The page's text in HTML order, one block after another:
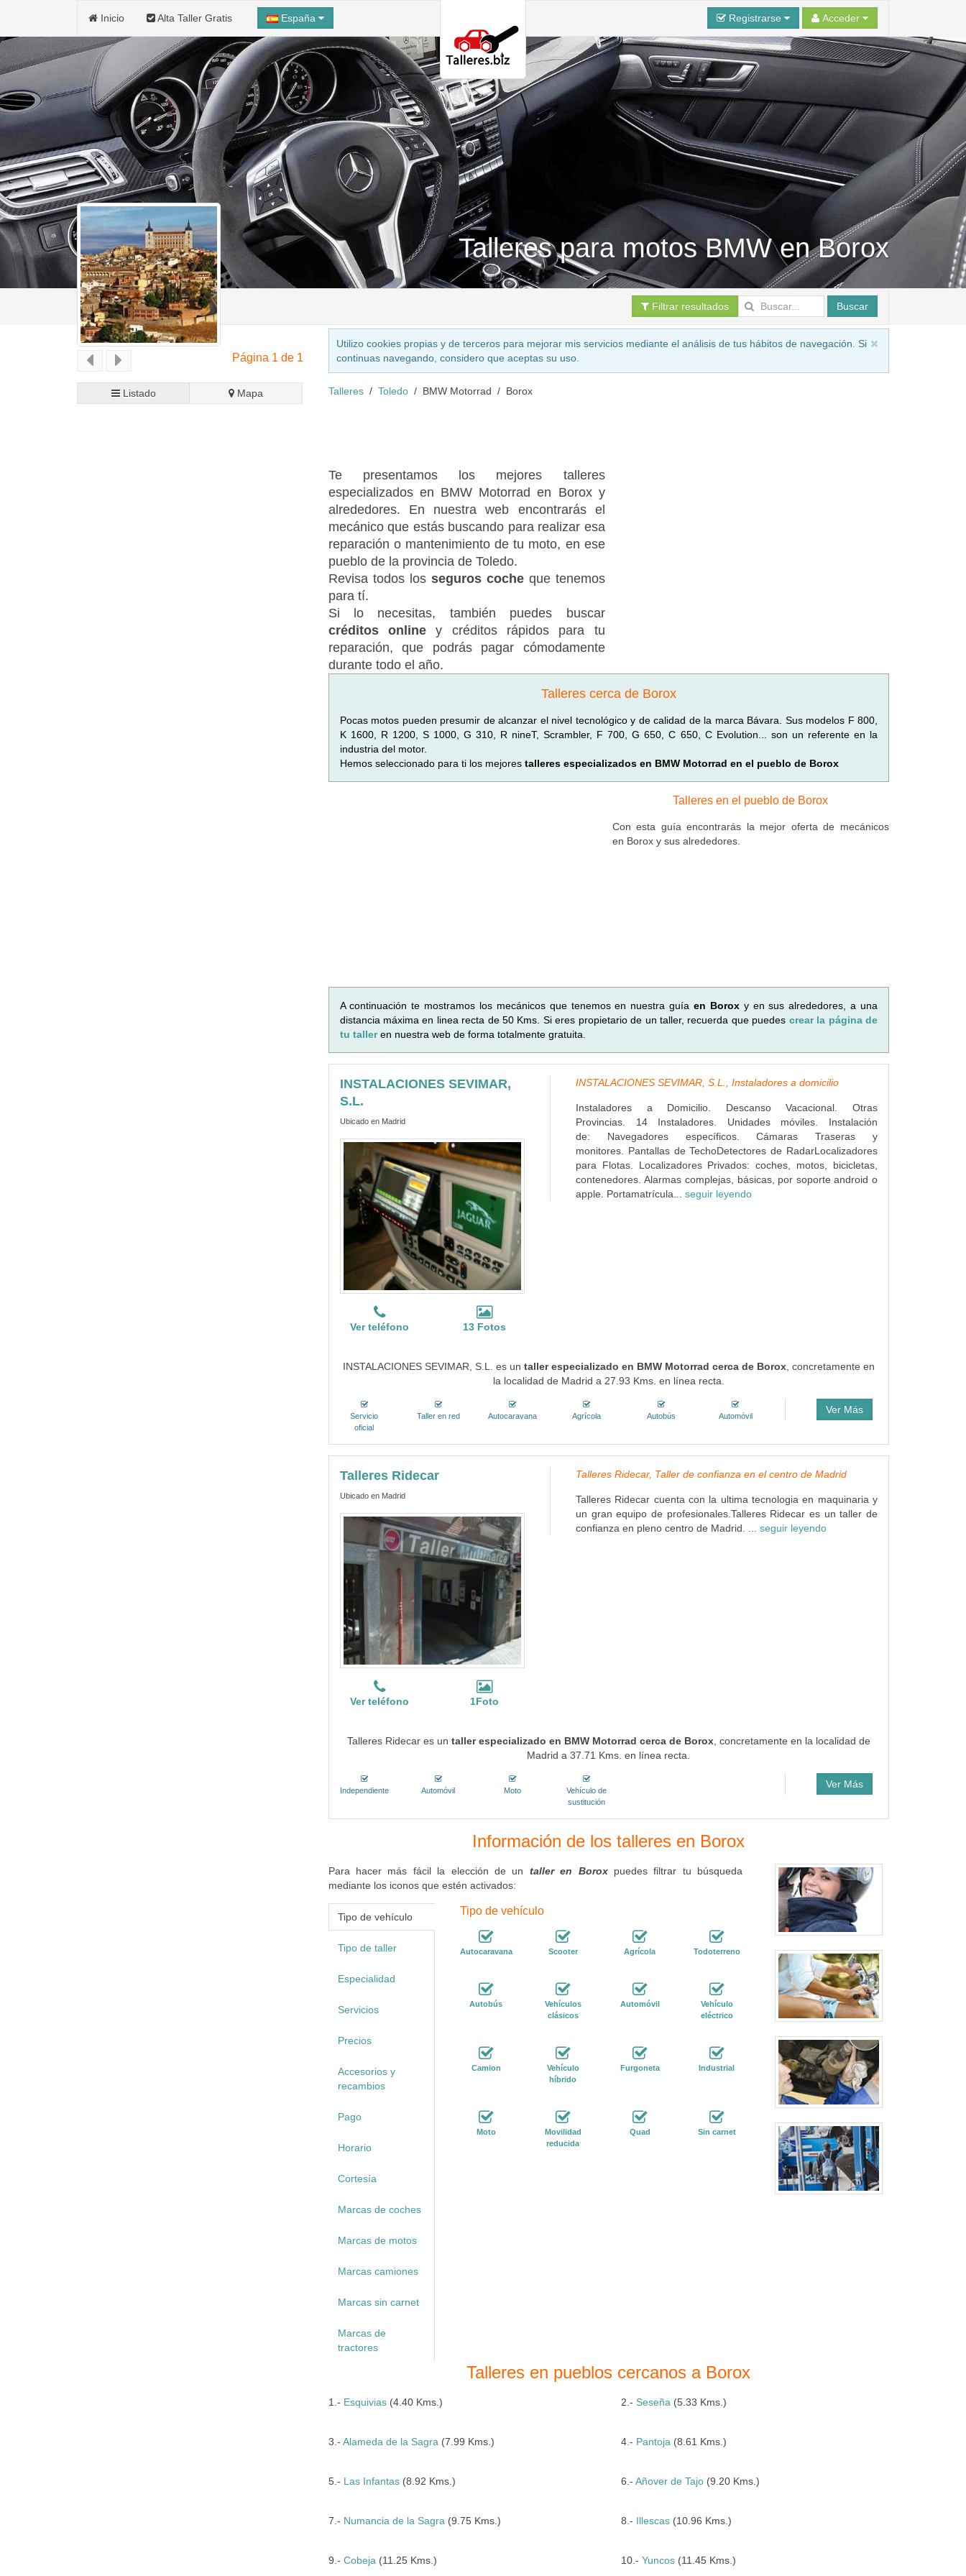
Inicio Alta Taller Gratis España Registrarse Acceder
Talleres para motos BMW en Borox
Filtrar resultados Buscar
Página 1 de 1
Listado Mapa
Utilizo cookies propias y de terceros para mejorar mis servicios mediante el análisis de tus hábitos de navegación. Si
continuas navegando, considero que aceptas su uso.
Talleres Toledo BMW Motorrad Borox
Te presentamos los mejores talleres
especializados en BMW Motorrad en Borox y
alrededores. En nuestra web encontrarás el
mecánico que estás buscando para realizar esa
reparación o mantenimiento de tu moto, en ese
pueblo de la provincia de Toledo.
Revisa todos los seguros cocheque tenemos
para tí.
Si lo necesitas, también puedes buscar
créditos onliney créditos rápidos para tu
reparación, que podrás pagar cómodamente
durante todo el año.
Talleres cerca de Borox
Pocas motos pueden presumir de alcanzar el nivel tecnológico y de calidad de la marca Bávara. Sus modelos F 800,
K 1600, R 1200, S 1000, G 310, R nineT, Scrambler, F 700, G 650, C 650, C Evolution... son un referente en la
industria del motor.
Hemos seleccionado para ti los mejores talleres especializados en BMW Motorrad en el pueblo de Borox
Talleres en el pueblo de Borox
Con esta guía encontrarás la mejor oferta de mecánicos
en Borox y sus alrededores.
A continuación te mostramos los mecánicos que tenemos en nuestra guía en Boroxy en sus alrededores, a una
distancia máxima en linea recta de 50 Kms. Si eres propietario de un taller, recuerda que puedes crear la página de
tu talleren nuestra web de forma totalmente gratuita.
INSTALACIONES SEVIMAR,
S.L.
Ubicado en Madrid
Ver teléfono 13 Fotos
INSTALACIONES SEVIMAR, S.L., Instaladores a domicilio
Instaladores a Domicilio. Descanso Vacacional. Otras
Provincias. 14 Instaladores. Unidades móviles. Instalación
de: Navegadores específicos. Cámaras Traseras y
monitores. Pantallas de TechoDetectores de RadarLocalizadores
para Flotas. Localizadores Privados: coches, motos, bicicletas,
contenedores. Alarmas complejas, básicas, por soporte android o
apple. Portamatrícula... seguir leyendo
INSTALACIONES SEVIMAR, S.L. es un taller especializado en BMW Motorrad cerca de Borox, concretamente en
la localidad de Madrid a 27.93 Kms. en línea recta.
Servicio
oficial
Taller en red Autocaravana Agrícola Autobús Automóvil
Ver Más
Talleres Ridecar
Ubicado en Madrid
Ver teléfono 1Foto
Talleres Ridecar, Taller de confianza en el centro de Madrid
Talleres Ridecar cuenta con la ultima tecnologia en maquinaria y
un gran equipo de profesionales.Talleres Ridecar es un taller de
confianza en pleno centro de Madrid. ... seguir leyendo
Talleres Ridecar es un taller especializado en BMW Motorrad cerca de Borox, concretamente en la localidad de
Madrid a 37.71 Kms. en línea recta.
Independiente Automóvil Moto
Vehículo de
sustitución
Ver Más
Información de los talleres en Borox
Para hacer más fácil la elección de un taller en Boroxpuedes filtrar tu búsqueda
mediante los iconos que estén activados:
Tipo de vehículo
Tipo de taller
Especialidad
Servicios
Precios
Accesorios y
recambios
Pago
Horario
Cortesía
Marcas de coches
Marcas de motos
Marcas camiones
Marcas sin carnet
Marcas de
tractores
Tipo de vehículo
Autocaravana Scooter Agrícola Todoterreno
Autobús
Vehículos
clásicos
Automóvil
Vehículo
eléctrico
Camion
Vehículo
híbrido
Furgoneta Industrial
Moto
Movilidad
reducida
Quad Sin carnet
Talleres en pueblos cercanos a Borox
1.- Esquivias(4.40 Kms.) 2.- Seseña (5.33 Kms.)
3.- Alameda de la Sagra (7.99 Kms.) 4.- Pantoja (8.61 Kms.)
5.- Las Infantas(8.92 Kms.) 6.-Añover de Tajo (9.20 Kms.)
7.- Numancia de la Sagra (9.75 Kms.) 8.- Illescas (10.96 Kms.)
9.- Cobeja (11.25 Kms.) 10.-Yuncos (11.45 Kms.)